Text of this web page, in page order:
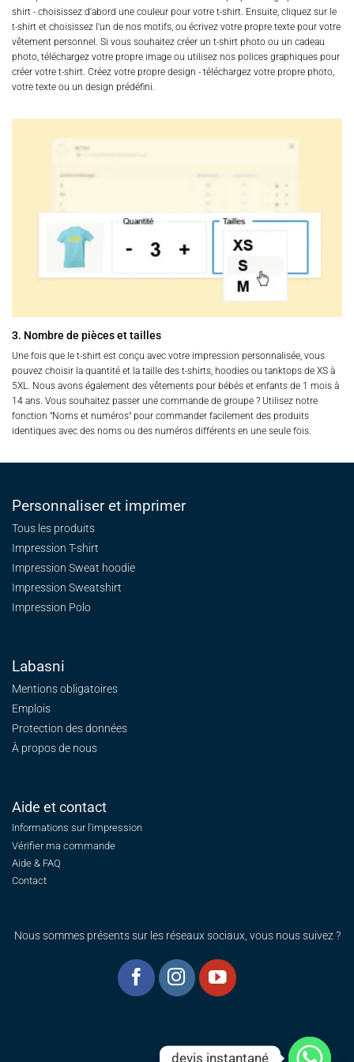
shirt - choisissez d'abord une couleur pour votre t-shirt. Ensuite, cliquez sur le
t-shirt et choisissez l'un de nos motifs, ou écrivez votre propre texte pour votre
vêtement personnel. Si vous souhaitez créer un t-shirt photo ou un cadeau
photo, téléchargez votre propre image ou utilisez nos polices graphiques pour
créer votre t-shirt. Créez votre propre design - téléchargez votre propre photo,
votre texte ou un design prédéfini.
3. Nombre de pièces et tailles
Une fois que le t-shirt est conçu avec votre impression personnalisée, vous
pouvez choisir la quantité et la taille des t-shirts, hoodies ou tanktops de XS à
5XL. Nous avons également des vêtements pour bébés et enfants de 1 mois à
14 ans. Vous souhaitez passer une commande de groupe ? Utilisez notre
fonction "Noms et numéros" pour commander facilement des produits
identiques avec des noms ou des numéros différents en une seule fois.
Personnaliser et imprimer
Tous les produits
Impression T-shirt
Impression Sweat hoodie
Impression Sweatshirt
Impression Polo
Labasni
Mentions obligatoires
Emplois
Protection des données
À propos de nous
Aide et contact
Informations sur l'impression
Vérifier ma commande
Aide & FAQ
Contact
Nous sommes présents sur les réseaux sociaux, vous nous suivez ?
devis instantané